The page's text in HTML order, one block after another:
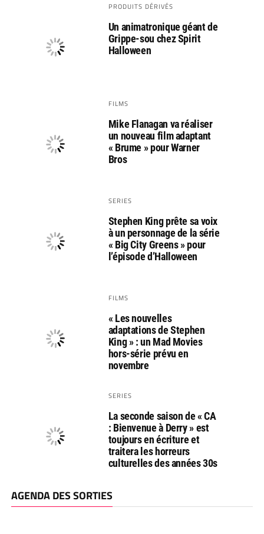
PRODUITS DÉRIVÉS
Un animatronique géant de
Grippe-sou chez Spirit
Halloween
FILMS
Mike Flanagan va réaliser
un nouveau film adaptant
« Brume » pour Warner
Bros
SERIES
Stephen King prête sa voix
à un personnage de la série
« Big City Greens » pour
l’épisode d’Halloween
FILMS
« Les nouvelles
adaptations de Stephen
King » : un Mad Movies
hors-série prévu en
novembre
SERIES
La seconde saison de « CA
: Bienvenue à Derry » est
toujours en écriture et
traitera les horreurs
culturelles des années 30s
AGENDA DES SORTIES